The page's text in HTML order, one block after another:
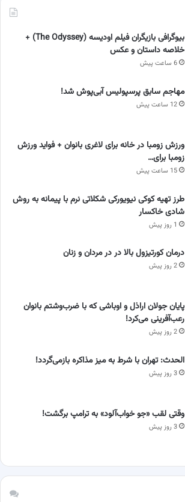
بیوگرافی بازیگران فیلم اودیسه (The Odyssey) +
خلاصه داستان و عکس
6 ساعت پیش
مهاجم سابق پرسپولیس آبی‌پوش شد!
12 ساعت پیش
ورزش زومبا در خانه برای لاغری بانوان + فواید ورزش
زومبا برای…
15 ساعت پیش
طرز تهیه کوکی نیویورکی شکلاتی نرم با پیمانه به روش
شادی خاکسار
1 روز پیش
درمان کورتیزول بالا در در مردان و زنان
2 روز پیش
پایان جولان اراذل و اوباشی که با ضرب‌وشتم بانوان
رعب‌آفرینی می‌کرد!
2 روز پیش
الحدث: تهران با شرط به میز مذاکره بازمی‌گردد!
3 روز پیش
وقتی لقب «جو خواب‌آلود» به ترامپ برگشت!
3 روز پیش